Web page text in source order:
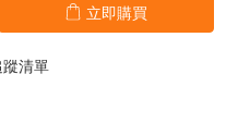
立即購買
清單